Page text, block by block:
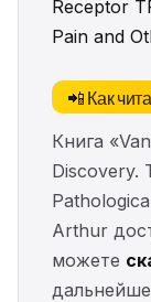
Receptor
Pain and
📲 Как
Книга
Discovery.
Arthur
можете